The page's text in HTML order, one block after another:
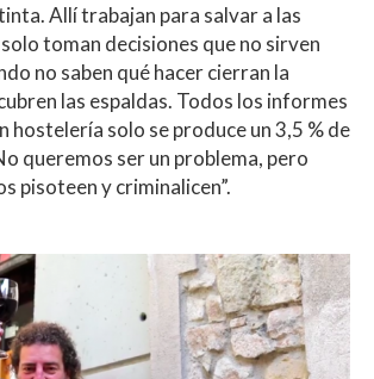
Allí trabajan para salvar a las
toman decisiones que no sirven
no saben qué hacer cierran la
las espaldas. Todos los informes
hostelería solo se produce un 3,5 % de
queremos ser un problema, pero
pisoteen y criminalicen”.